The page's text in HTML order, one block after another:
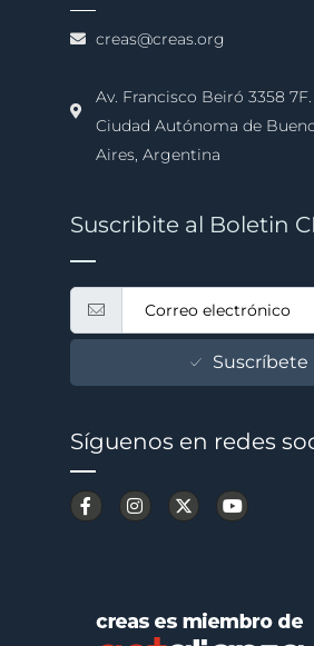
creas@creas.org
Av. Francisco Beiró 3358 7F.
Ciudad Autónoma de
Aires, Argentina
Suscribite al Boletin
Suscríbete
Síguenos en redes